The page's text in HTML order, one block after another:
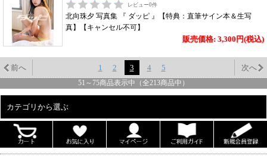
レビュー0件
北向珠夕 写真集 『 ダッピ 』【特典：直筆サイン本＆生写
真】【キャンセル不可】
販売価格: 3,300円(税込)
前へ 1 2 3 4 5 次へ
51 ～ 75商品表示中（全213商品中）
カテゴリから選ぶ
ALL
男性写真集